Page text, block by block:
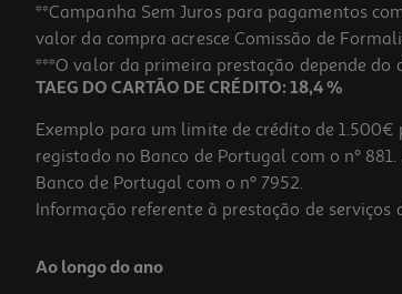
**Campanha Sem Juros para pagamentos
valor da compra acresce Comissão de
***O valor da primeira prestação depende do
TAEG DO CARTÃO DE CRÉDITO: 18,4 %
Exemplo para um limite de crédito de 1.500€
registado no Banco de Portugal com o nº
Banco de Portugal com o nº 7952.
Informação referente à prestação de serviços
Ao longo do ano